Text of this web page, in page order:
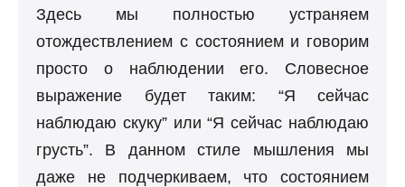
Здесь мы полностью устраняем
отождествлением с состоянием и говорим
просто о наблюдении его. Словесное
выражение будет таким: “Я сейчас
наблюдаю скуку” или “Я сейчас наблюдаю
грусть”. В данном стиле мышления мы
даже не подчеркиваем, что состоянием